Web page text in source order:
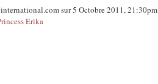
sur 5 Octobre 2011, 21:30pm
Erika